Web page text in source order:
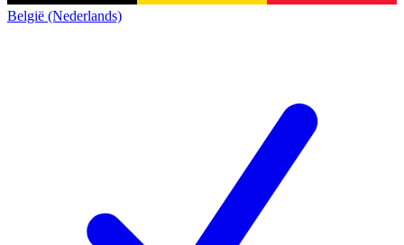
België (Nederlands)